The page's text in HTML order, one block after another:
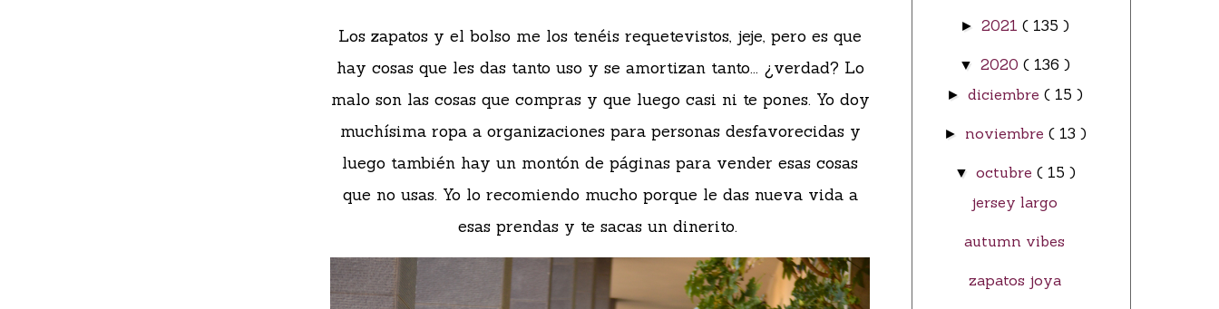
Los zapatos y el bolso me los tenéis requetevistos, jeje, pero es que
hay cosas que les das tanto uso y se amortizan tanto... ¿verdad? Lo
malo son las cosas que compras y que luego casi ni te pones. Yo doy
muchísima ropa a organizaciones para personas desfavorecidas y
luego también hay un montón de páginas para vender esas cosas
que no usas. Yo lo recomiendo mucho porque le das nueva vida a
esas prendas y te sacas un dinerito.
►2021( 135 )
▼2020( 136 )
►diciembre( 15 )
► noviembre ( 13 )
▼ octubre ( 15 )
jersey largo
autumn vibes
zapatos joya